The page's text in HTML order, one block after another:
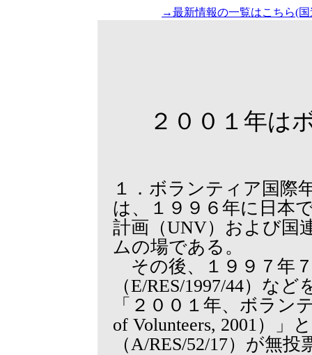
→最新情報の一覧はこちら(
２００１年は
１．ボランティア国際
は、１９９６年に日本
計画（UNV）および国
ムの場である。
その後、１９９７年
（E/RES/1997/44）な
「２００１年、ボラン
of Volunteers, 2001）」
（A/RES/52/17）が無